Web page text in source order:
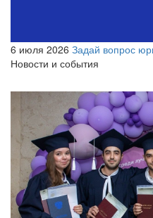
6 июля 2026 Задай вопрос
Новости и события